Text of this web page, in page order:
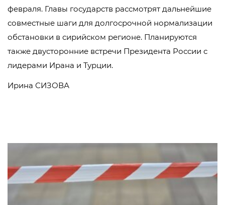
февраля. Главы государств рассмотрят дальнейшие
совместные шаги для долгосрочной нормализации
обстановки в сирийском регионе. Планируются
также двусторонние встречи Президента России с
лидерами Ирана и Турции.
Ирина СИЗОВА